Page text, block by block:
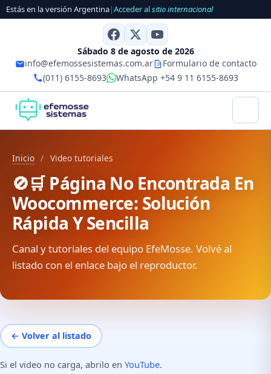
Estás en la versión Argentina|Acceder alsitio internacional
Sábado 8 de agosto de 2026
info@efemossesistemas.com.ar
Formulario de contacto
(011) 6155-8693
WhatsApp +54 9 11 6155-8693
Inicio / Video tutoriales
🚫🛒 Página No Encontrada En
Woocommerce: Solución
Rápida Y Sencilla
Canal y tutoriales del equipo EfeMosse. Volvé al
listado con el enlace bajo el reproductor.
← Volver al listado
Si el video no carga, abrilo en YouTube.